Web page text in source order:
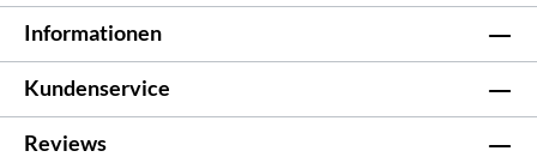
Informationen
Kundenservice
Reviews